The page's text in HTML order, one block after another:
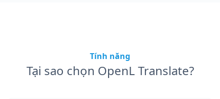
Tính năng
Tại sao chọn OpenL Translate?